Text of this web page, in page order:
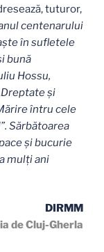
tuturor,
centenarului
în sufletele
bună
Hossu,
și
întru cele
Sărbătoarea
și bucurie
mulți ani
DIRMM
de Cluj-Gherla